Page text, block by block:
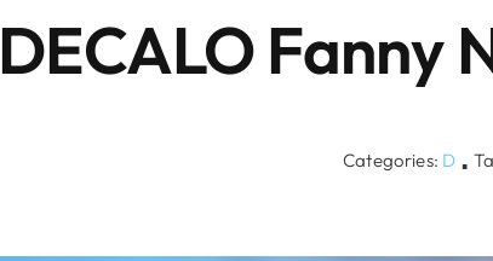
DECALO Fanny
Categories: D ▪